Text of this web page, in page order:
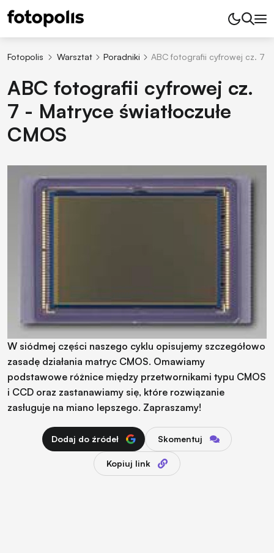
Fotopolis Warsztat Poradniki ABC fotografii cyfrowej cz. 7 -
ABC fotografii cyfrowej cz.
7 - Matryce światłoczułe
CMOS
W siódmej części naszego cyklu opisujemy szczegółowo
zasadę działania matryc CMOS. Omawiamy
podstawowe różnice między przetwornikami typu CMOS
i CCD oraz zastanawiamy się, które rozwiązanie
zasługuje na miano lepszego. Zapraszamy!
Dodaj do źródeł Skomentuj
Kopiuj link